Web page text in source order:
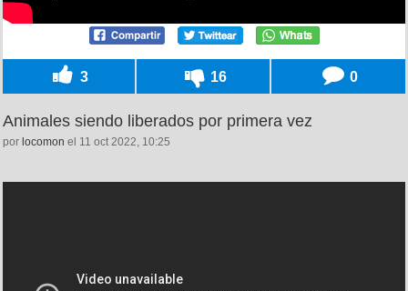
3 16 0
Animales siendo liberados por primera vez
por locomon el 11 oct 2022, 10:25